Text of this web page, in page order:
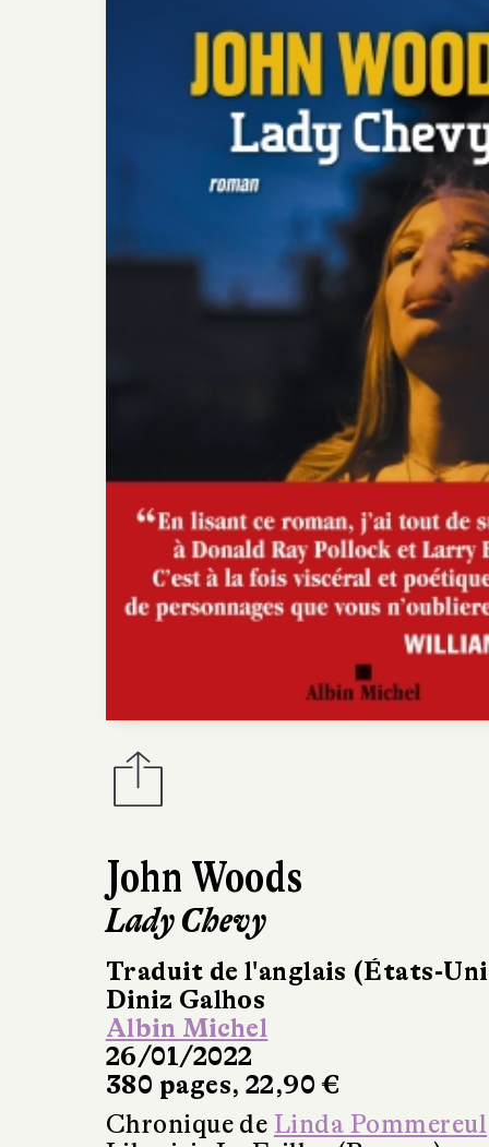
John Woods
Lady Chevy
Traduit de l'anglais (États-
Diniz Galhos
Albin Michel
26/01/2022
380 pages, 22,90 €
Chronique de Linda Pommereul